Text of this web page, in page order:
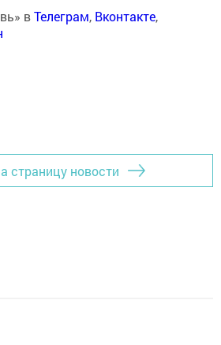
вТелеграм, Вконтакте,
страницу новости